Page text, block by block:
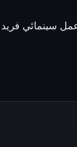
سينمائي فريد